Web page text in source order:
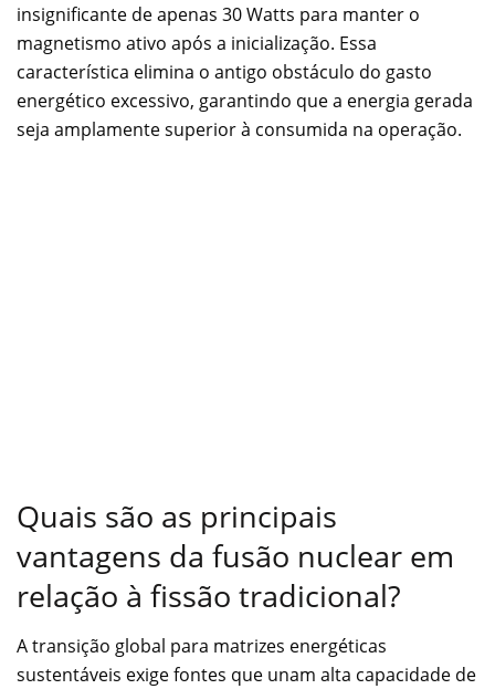
insignificante de apenas 30 Watts para manter o
magnetismo ativo após a inicialização. Essa
característica elimina o antigo obstáculo do gasto
energético excessivo, garantindo que a energia gerada
seja amplamente superior à consumida na operação.
Quais são as principais
vantagens da fusão nuclear em
relação à fissão tradicional?
A transição global para matrizes energéticas
sustentáveis exige fontes que unam alta capacidade de